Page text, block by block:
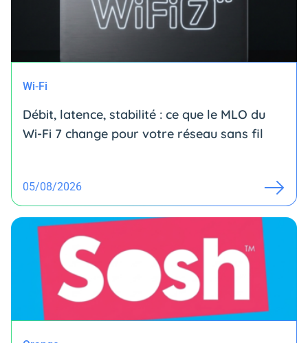
Wi-Fi
Débit, latence, stabilité : ce que le MLO du
Wi-Fi 7 change pour votre réseau sans fil
05/08/2026